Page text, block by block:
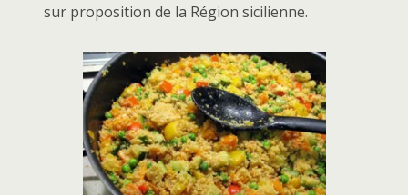
sur proposition de la Région sicilienne.